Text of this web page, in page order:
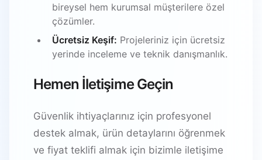
bireysel hem kurumsal müşterilere özel
çözümler.
Ücretsiz Keşif: Projeleriniz için ücretsiz
yerinde inceleme ve teknik danışmanlık.
Hemen İletişime Geçin
Güvenlik ihtiyaçlarınız için profesyonel
destek almak, ürün detaylarını öğrenmek
ve fiyat teklifi almak için bizimle iletişime